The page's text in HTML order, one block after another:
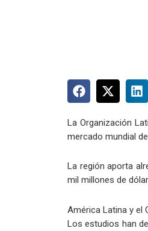
La Organización
mercado mundial
La región aporta
mil millones de
América Latina y el
Los estudios han